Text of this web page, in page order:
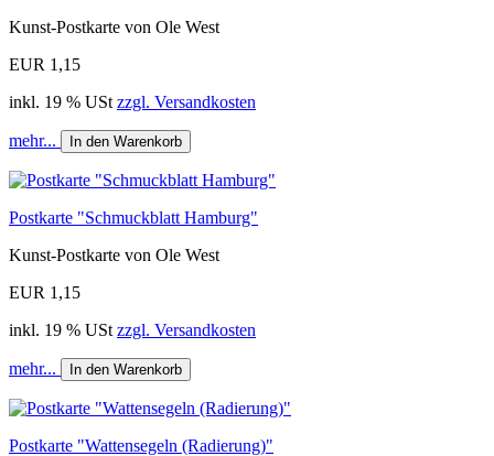
Kunst-Postkarte von Ole West
EUR 1,15
inkl. 19 % USt zzgl. Versandkosten
mehr... In den Warenkorb
Postkarte "Schmuckblatt Hamburg"
Kunst-Postkarte von Ole West
EUR 1,15
inkl. 19 % USt zzgl. Versandkosten
mehr... In den Warenkorb
Postkarte "Wattensegeln (Radierung)"